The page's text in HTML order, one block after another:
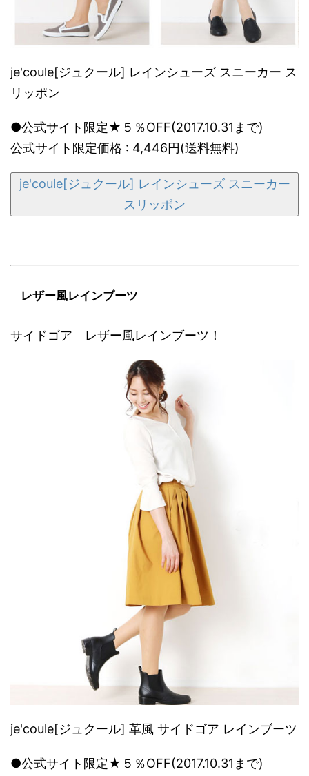
je'coule[ジュクール] レインシューズ スニーカー ス
リッポン
●公式サイト限定★５％OFF(2017.10.31まで)
公式サイト限定価格 : 4,446円(送料無料)
je'coule[ジュクール] レインシューズ スニーカー
スリッポン
レザー風レインブーツ
サイドゴア レザー風レインブーツ！
je'coule[ジュクール] 革風 サイドゴア レインブーツ
●公式サイト限定★５％OFF(2017.10.31まで)